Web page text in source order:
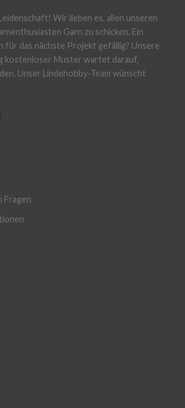
Wir lieben es, allen unseren
Garn zu schicken. Ein
für das nächste Projekt gefällig? Unsere
kostenloser Muster wartet darauf,
Unser Lindehobby-Team wünscht
Fragen